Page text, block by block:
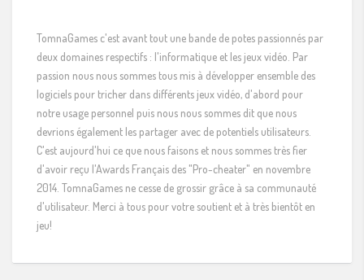
TomnaGames c'est avant tout une bande de potes passionnés par
deux domaines respectifs : l'informatique et les jeux vidéo. Par
passion nous nous sommes tous mis à développer ensemble des
logiciels pour tricher dans différents jeux vidéo, d'abord pour
notre usage personnel puis nous nous sommes dit que nous
devrions également les partager avec de potentiels utilisateurs.
C'est aujourd'hui ce que nous faisons et nous sommes très fier
d'avoir reçu l'Awards Français des "Pro-cheater" en novembre
2014. TomnaGames ne cesse de grossir grâce à sa communauté
d'utilisateur. Merci à tous pour votre soutient et à très bientôt en
jeu!